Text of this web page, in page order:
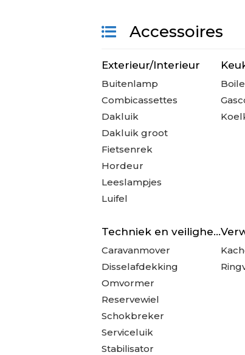
Accessoires
Exterieur/Interieur
Buitenlamp
Combicassettes
Dakluik
Dakluik groot
Fietsenrek
Hordeur
Leeslampjes
Luifel
Techniek en veiligheid
Caravanmover
Disselafdekking
Omvormer
Reservewiel
Schokbreker
Serviceluik
Stabilisator